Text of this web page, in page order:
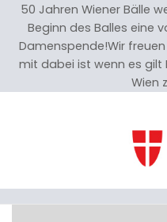
50 Jahren Wiener Bälle
Beginn des Balles eine
Damenspende!Wir
mit dabei ist wenn es gilt
Wien